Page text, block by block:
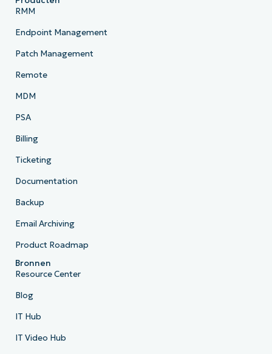
RMM
Endpoint Management
Patch Management
Remote
MDM
PSA
Billing
Ticketing
Documentation
Backup
Email Archiving
Product Roadmap
Bronnen
Resource Center
Blog
IT Hub
IT Video Hub